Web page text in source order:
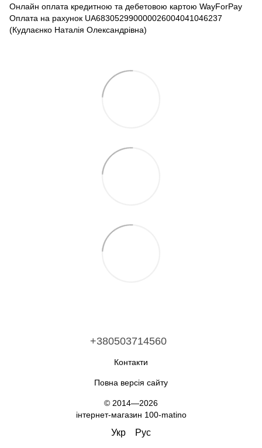
Онлайн оплата кредитною та дебетовою картою WayForPay
Оплата на рахунок UA683052990000026004041046237
(Кудлаєнко Наталія Олександрівна)
+380503714560
Контакти
Повна версія сайту
© 2014—2026
інтернет-магазин 100-matino
Укр Рус